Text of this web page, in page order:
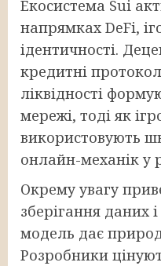
Екосистема Sui
напрямках DeFi,
ідентичності.
кредитні
ліквідності
мережі, тоді як
використовують
онлайн-механік у
Окрему увагу
зберігання даних
модель дає
Розробники